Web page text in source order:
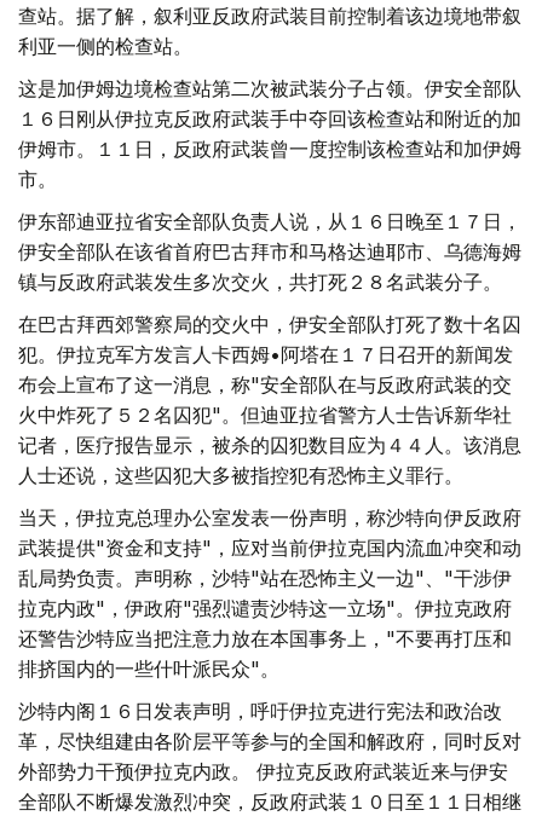
查站。据了解，叙利亚反政府武装目前控制着该边境地带叙
利亚一侧的检查站。
这是加伊姆边境检查站第二次被武装分子占领。伊安全部队
１６日刚从伊拉克反政府武装手中夺回该检查站和附近的加
伊姆市。１１日，反政府武装曾一度控制该检查站和加伊姆
市。
伊东部迪亚拉省安全部队负责人说，从１６日晚至１７日，
伊安全部队在该省首府巴古拜市和马格达迪耶市、乌德海姆
镇与反政府武装发生多次交火，共打死２８名武装分子。
在巴古拜西郊警察局的交火中，伊安全部队打死了数十名囚
犯。伊拉克军方发言人卡西姆•阿塔在１７日召开的新闻发
布会上宣布了这一消息，称"安全部队在与反政府武装的交
火中炸死了５２名囚犯"。但迪亚拉省警方人士告诉新华社
记者，医疗报告显示，被杀的囚犯数目应为４４人。该消息
人士还说，这些囚犯大多被指控犯有恐怖主义罪行。
当天，伊拉克总理办公室发表一份声明，称沙特向伊反政府
武装提供"资金和支持"，应对当前伊拉克国内流血冲突和动
乱局势负责。声明称，沙特"站在恐怖主义一边"、"干涉伊
拉克内政"，伊政府"强烈谴责沙特这一立场"。伊拉克政府
还警告沙特应当把注意力放在本国事务上，"不要再打压和
排挤国内的一些什叶派民众"。
沙特内阁１６日发表声明，呼吁伊拉克进行宪法和政治改
革，尽快组建由各阶层平等参与的全国和解政府，同时反对
外部势力干预伊拉克内政。 伊拉克反政府武装近来与伊安
全部队不断爆发激烈冲突，反政府武装１０日至１１日相继